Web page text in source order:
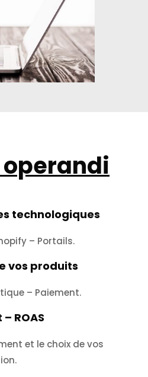
technologiques
– Portails.
vos produits
– Paiement.
ROAS
et le choix de vos